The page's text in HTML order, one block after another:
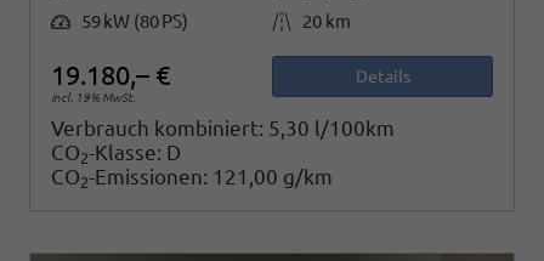
Leistung 59 kW (80 PS) Kilometerstand 20 km
19.180,– €
incl. 19% MwSt.
Details
Verbrauch kombiniert: 5,30 l/100km
CO2-Klasse: D
CO2-Emissionen: 121,00 g/km